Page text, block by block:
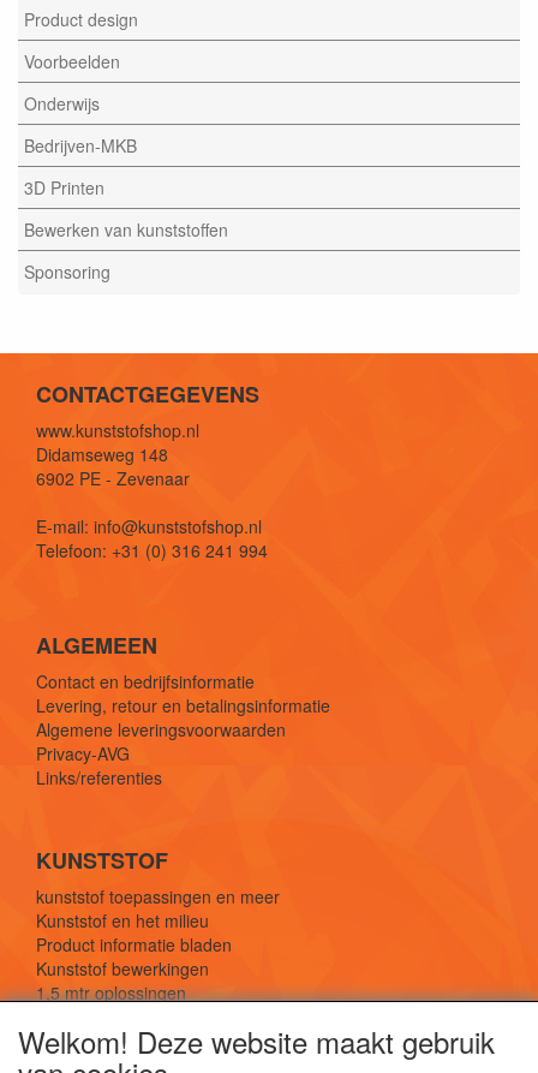
Product design
Voorbeelden
Onderwijs
Bedrijven-MKB
3D Printen
Bewerken van kunststoffen
Sponsoring
CONTACTGEGEVENS
www.kunststofshop.nl
Didamseweg 148
6902 PE - Zevenaar
E-mail: info@kunststofshop.nl
Telefoon: +31 (0) 316 241 994
ALGEMEEN
Contact en bedrijfsinformatie
Levering, retour en betalingsinformatie
Algemene leveringsvoorwaarden
Privacy-AVG
Links/referenties
KUNSTSTOF
kunststof toepassingen en meer
Kunststof en het milieu
Product informatie bladen
Kunststof bewerkingen
1,5 mtr oplossingen
Welkom! Deze website maakt gebruik